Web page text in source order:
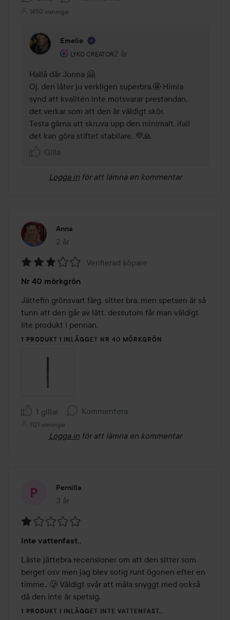
1450 visningar
Emelie
LYKO CREATOR
Användarens roll: Lyko Creator.
2 år
Kommentaren lades 2 år
Hallå där Jonna 🤗
Oj, den låter ju verkligen superbra.🤩 Himla
synd att kvalitén inte motsvarar prestandan,
det verkar som att den är väldigt skör.
Testa gärna att skruva upp den minimalt, ifall
det kan göra stiftet stabilare. 💜🙏
Gilla
Logga in för att lämna en kommentar
Anna
2 år
Inlägget skapades 2 år
3
av
5
Verifierad köpare
Nr 40 mörkgrön
Jättefin grönsvart färg, sitter bra, men spetsen är så
tunn att den går av lätt, dessutom får man väldigt
lite produkt i pennan.
1 PRODUKT I INLÄGGET NR 40 MÖRKGRÖN
1 gillar Kommentera
1121 visningar
Logga in för att lämna en kommentar
Pernilla
3 år
Inlägget skapades 3 år
1
av
5
Inte vattenfast..
Läste jättebra recensioner om att den sitter som
berget osv men jag blev sotig runt ögonen efter en
timme.. 🥲 Väldigt svår att måla snyggt med också
då den inte är spetsig.
1 PRODUKT I INLÄGGET INTE VATTENFAST..